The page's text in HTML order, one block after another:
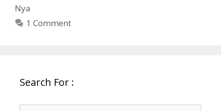
Nya
1 Comment
Search For :